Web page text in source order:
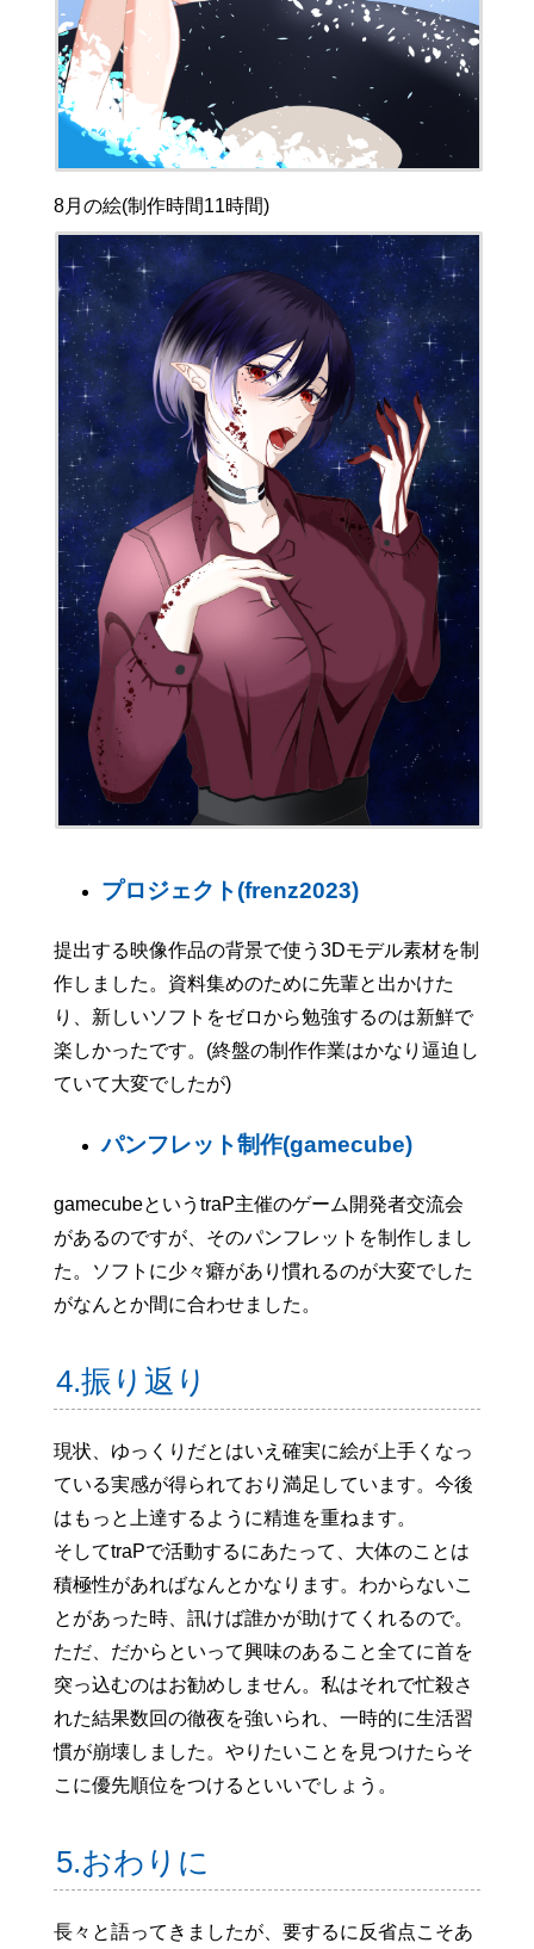
8月の絵(制作時間11時間)
プロジェクト(frenz2023)
提出する映像作品の背景で使う3Dモデル素材を制
作しました。資料集めのために先輩と出かけた
り、新しいソフトをゼロから勉強するのは新鮮で
楽しかったです。(終盤の制作作業はかなり逼迫し
ていて大変でしたが)
パンフレット制作(gamecube)
gamecubeというtraP主催のゲーム開発者交流会
があるのですが、そのパンフレットを制作しまし
た。ソフトに少々癖があり慣れるのが大変でした
がなんとか間に合わせました。
4.振り返り
現状、ゆっくりだとはいえ確実に絵が上手くなっ
ている実感が得られており満足しています。今後
はもっと上達するように精進を重ねます。
そしてtraPで活動するにあたって、大体のことは
積極性があればなんとかなります。わからないこ
とがあった時、訊けば誰かが助けてくれるので。
ただ、だからといって興味のあること全てに首を
突っ込むのはお勧めしません。私はそれで忙殺さ
れた結果数回の徹夜を強いられ、一時的に生活習
慣が崩壊しました。やりたいことを見つけたらそ
こに優先順位をつけるといいでしょう。
5.おわりに
長々と語ってきましたが、要するに反省点こそあ